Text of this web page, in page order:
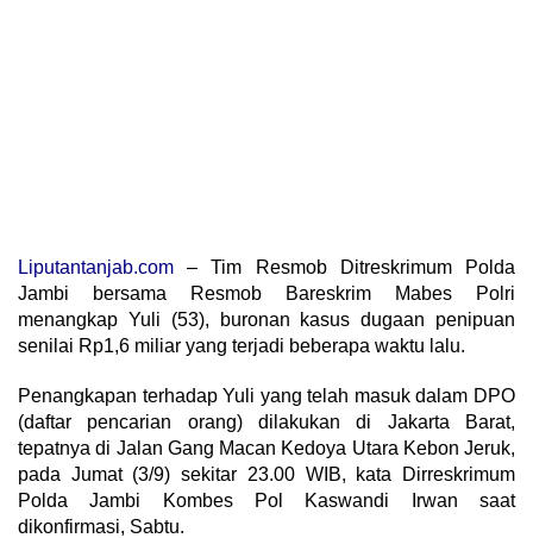
Liputantanjab.com – Tim Resmob Ditreskrimum Polda
Jambi bersama Resmob Bareskrim Mabes Polri
menangkap Yuli (53), buronan kasus dugaan penipuan
senilai Rp1,6 miliar yang terjadi beberapa waktu lalu.
Penangkapan terhadap Yuli yang telah masuk dalam DPO
(daftar pencarian orang) dilakukan di Jakarta Barat,
tepatnya di Jalan Gang Macan Kedoya Utara Kebon Jeruk,
pada Jumat (3/9) sekitar 23.00 WIB, kata Dirreskrimum
Polda Jambi Kombes Pol Kaswandi Irwan saat
dikonfirmasi, Sabtu.